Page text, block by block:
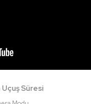
Süresi